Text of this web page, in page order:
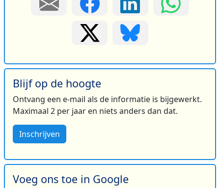
Blijf op de hoogte
Ontvang een e-mail als de informatie is bijgewerkt.
Maximaal 2 per jaar en niets anders dan dat.
Inschrijven
Voeg ons toe in Google